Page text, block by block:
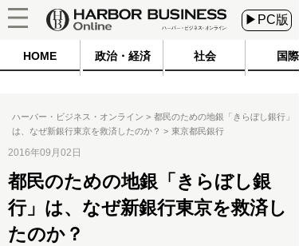
▶PC版
HOME 政治・経済 社会 国際
ハーバー・ビジネス・オンライン
都民のための地銀「きらぼし銀行」
は、なぜ新銀行東京を救済したのか？
東京都民銀行
2016年09月02日
都民のための地銀「きらぼし銀
行」は、なぜ新銀行東京を救済し
たのか？